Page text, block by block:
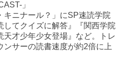
」
キニナール？」にSP速読学院
してクイズに解答』『関西学院
天才少年少女登場』など。トレ
ンサーの読書速度が約2倍に上